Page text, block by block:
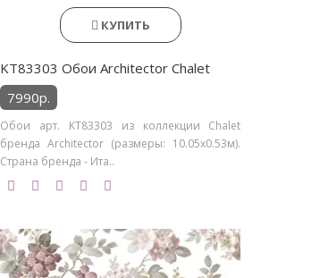
КУПИТЬ
KT83303 Обои Architector Chalet
7990р.
Обои арт. KT83303 из коллекции Chalet
бренда Architector (размеры: 10.05х0.53м).
Страна бренда - Ита..